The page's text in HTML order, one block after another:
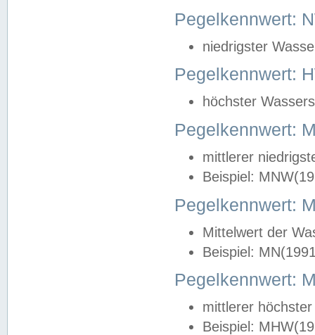
Pegelkennwert:
niedrigster
Pegelkennwert:
höchster
Pegelkennwert:
mittlerer
Beispiel:
Pegelkennwert:
Mittelwert der
Beispiel:
Pegelkennwert:
mittlerer
Beispiel: